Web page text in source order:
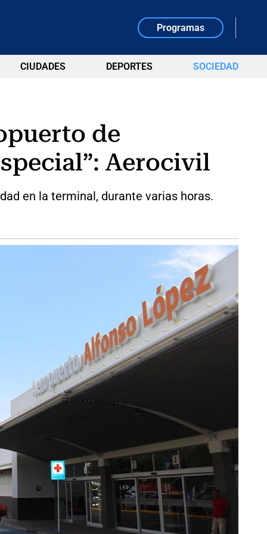
Programas
CIUDADES DEPORTES SOCIEDAD
de
Aerocivil
en la terminal, durante varias horas.